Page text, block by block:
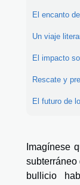
El encanto
Un viaje
El impacto
Rescate y
El futuro de
Imagínese
subterráneo
bullicio